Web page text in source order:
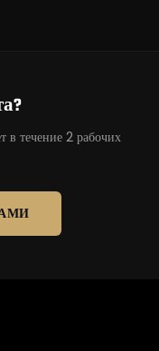
в течение 2 рабочих